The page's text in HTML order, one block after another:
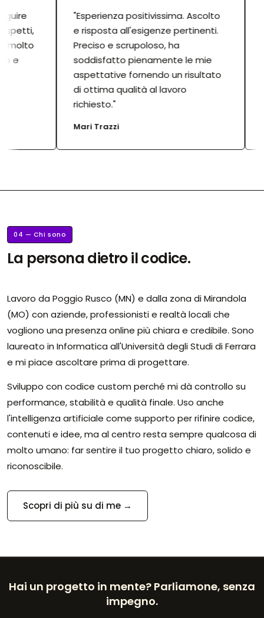
e
"Esperienza positivissima. Ascolto
e risposta all'esigenze pertinenti.
Preciso e scrupoloso, ha
soddisfatto pienamente le mie
aspettative fornendo un risultato
di ottima qualità al lavoro
richiesto."
Mari Trazzi
04 — Chi sono
La persona dietro il codice.
Lavoro da Poggio Rusco (MN) e dalla zona di Mirandola
(MO) con aziende, professionisti e realtà locali che
vogliono una presenza online più chiara e credibile. Sono
laureato in Informatica all'Università degli Studi di Ferrara
e mi piace ascoltare prima di progettare.
Sviluppo con codice custom perché mi dà controllo su
performance, stabilità e qualità finale. Uso anche
l'intelligenza artificiale come supporto per rifinire codice,
contenuti e idee, ma al centro resta sempre qualcosa di
molto umano: far sentire il tuo progetto chiaro, solido e
riconoscibile.
Scopri di più su di me →
Hai un progetto in mente? Parliamone, senza
impegno.